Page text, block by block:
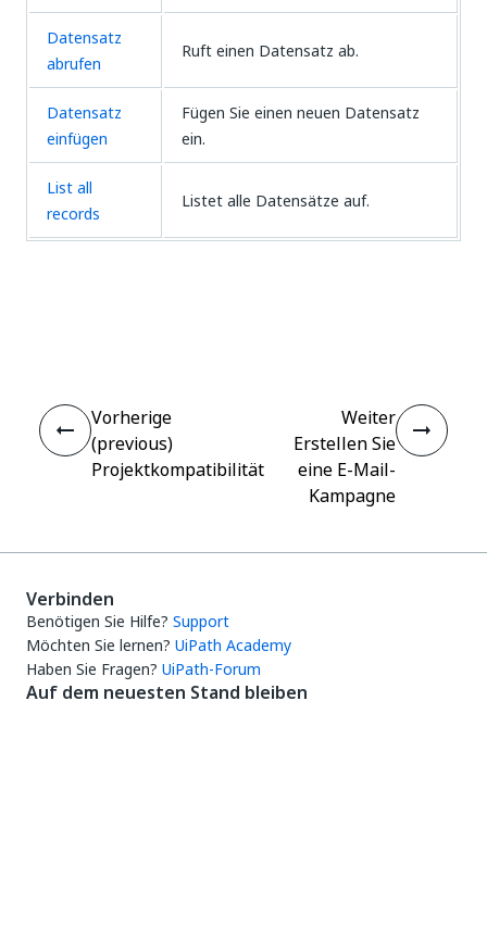
Datensatz
abrufen
Ruft einen Datensatz ab.
Datensatz
einfügen
Fügen Sie einen neuen Datensatz
ein.
List all
records
Listet alle Datensätze auf.
Vorherige
(previous)
Projektkompatibilität
Weiter
Erstellen Sie
eine E-Mail-
Kampagne
Verbinden
Benötigen Sie Hilfe? Support
Möchten Sie lernen? UiPath Academy
Haben Sie Fragen? UiPath-Forum
Auf dem neuesten Stand bleiben